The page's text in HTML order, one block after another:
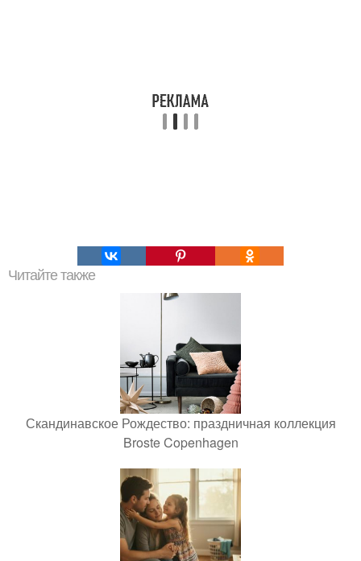
Читайте также
Скандинавское Рождество: праздничная коллекция
Broste Copenhagen